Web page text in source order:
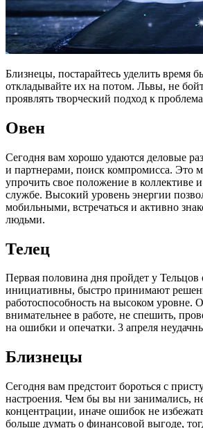
Близнецы, постарайтесь уделить время
откладывайте их на потом. Львы, не
проявлять творческий подход к
Овен
Сегодня вам хорошо удаются деловые
и партнерами, поиск компромисса. Это
упрочить свое положение в коллективе
службе. Высокий уровень энергии
мобильными, встречаться и активно
людьми.
Телец
Первая половина дня пройдет у Тельцов
инициативны, быстро принимают
работоспособность на высоком уровне.
внимательнее в работе, не спешить,
на ошибки и опечатки. 3 апреля
Близнецы
Сегодня вам предстоит бороться с
настроения. Чем бы вы ни занимались,
концентрации, иначе ошибок не
больше думать о финансовой выгоде,